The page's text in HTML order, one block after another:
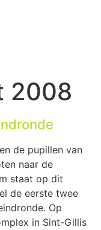
2008
de pupillen van
naar de
staat op dit
de eerste twee
Op
in Sint-Gillis